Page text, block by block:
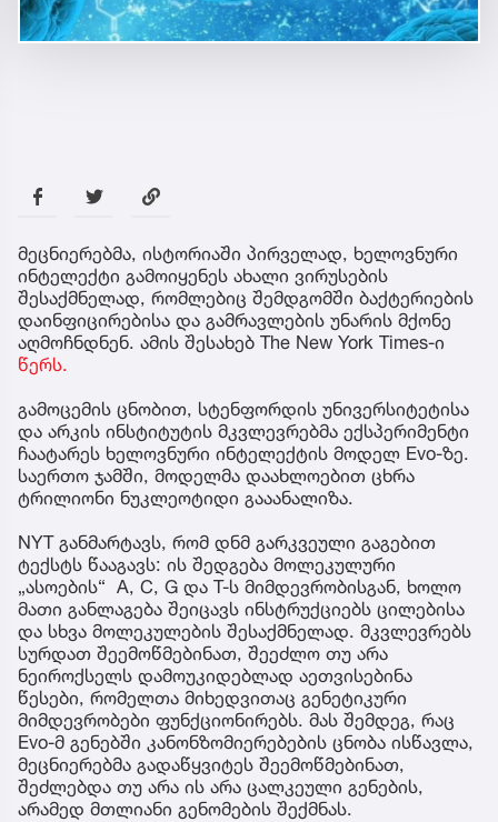
მეცნიერებმა, ისტორიაში პირველად, ხელოვნური
ინტელექტი გამოიყენეს ახალი ვირუსების
შესაქმნელად, რომლებიც შემდგომში ბაქტერიების
დაინფიცირებისა და გამრავლების უნარის მქონე
აღმოჩნდნენ. ამის შესახებ The New York Times-ი
წერს.
გამოცემის ცნობით, სტენფორდის უნივერსიტეტისა
და არკის ინსტიტუტის მკვლევრებმა ექსპერიმენტი
ჩაატარეს ხელოვნური ინტელექტის მოდელ Evo-ზე.
საერთო ჯამში, მოდელმა დაახლოებით ცხრა
ტრილიონი ნუკლეოტიდი გააანალიზა.
NYT განმარტავს, რომ დნმ გარკვეული გაგებით
ტექსტს წააგავს: ის შედგება მოლეკულური
„ასოების“ A, C, G და T-ს მიმდევრობისგან, ხოლო
მათი განლაგება შეიცავს ინსტრუქციებს ცილებისა
და სხვა მოლეკულების შესაქმნელად. მკვლევრებს
სურდათ შეემოწმებინათ, შეეძლო თუ არა
ნეიროქსელს დამოუკიდებლად აეთვისებინა
წესები, რომელთა მიხედვითაც გენეტიკური
მიმდევრობები ფუნქციონირებს. მას შემდეგ, რაც
Evo-მ გენებში კანონზომიერებების ცნობა ისწავლა,
მეცნიერებმა გადაწყვიტეს შეემოწმებინათ,
შეძლებდა თუ არა ის არა ცალკეული გენების,
არამედ მთლიანი გენომების შექმნას.